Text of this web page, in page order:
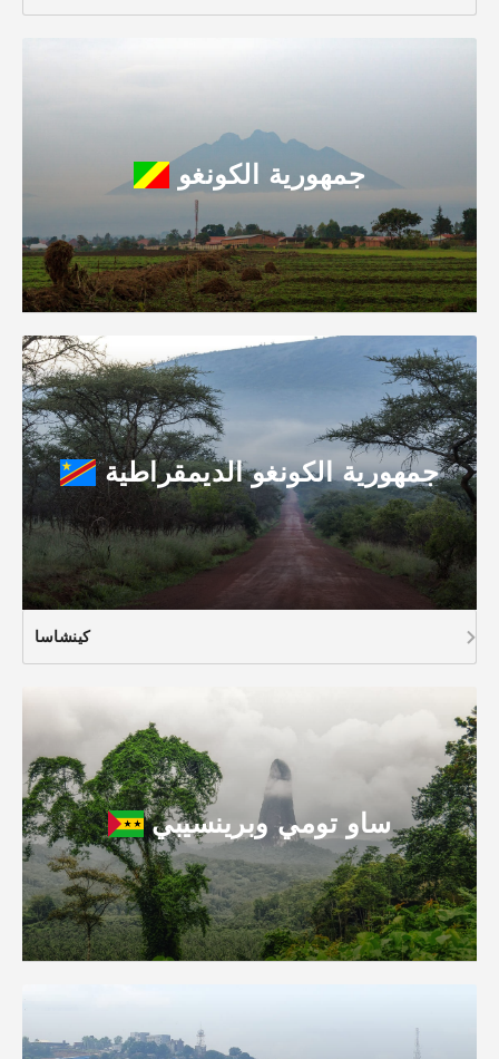
جمهورية الكونغو
جمهورية الكونغو الديمقراطية
كينشاسا
ساو تومي وبرينسيبي